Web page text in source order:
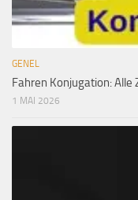
GENEL
Fahren Konjugation:
1 MAI 2026